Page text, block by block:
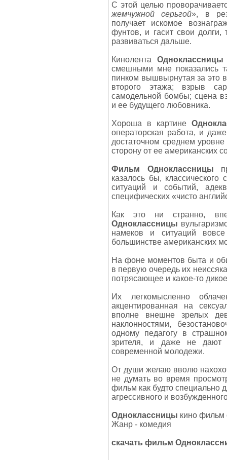
С этой целью
жемчужной серьгой», в
получает искомое
фунтов, и гасит свои
развиваться дальше.
КинолентаОдноклассницы
смешными мне показались
пинком вышвырнутая за это
второго этажа; взрыв
самодельной бомбы; сцена
и ее будущего любовника.
Хороша в картине
операторская работа, и
достаточном среднем
сторону от ее американских
Фильм Одноклассницы
казалось бы,
ситуаций и событий,
специфических «чисто
Как это ни странно,
Одноклассницы
намеков и ситуаций
большинстве американских
На фоне моментов быта и
в первую очередь их
потрясающее и какое-то
Их легкомысленно
акцентированная на
вполне внешне зрелых
наклонностями,
одному педагогу в
зрителя, и даже не дают
современной молодежи.
От души желаю вволю
не думать во время
фильм как будто специально
агрессивного и
Одноклассницы кино фильм
Жанр - комедия
скачать фильм